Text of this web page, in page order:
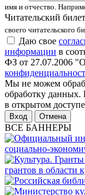
имя и отчество.
Читательский билет
своего читательского
Даю свое
информации в
ФЗ от 27.07.2006
Мы не можем
обработку
в открытом
Отмена
ВСЕ БАННЕРЫ